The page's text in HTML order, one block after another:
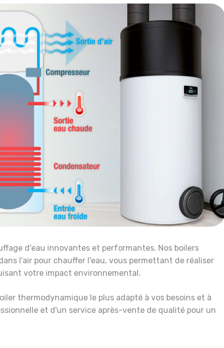
d'eau innovantes et performantes. Nos boilers
l'air pour chauffer l'eau, vous permettant de réaliser
votre impact environnemental.
thermodynamique le plus adapté à vos besoins et à
et d'un service après-vente de qualité pour un